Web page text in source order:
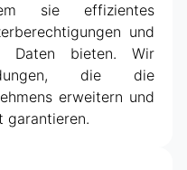
sie effizientes
und
Daten bieten. Wir
die die
erweitern und
garantieren.